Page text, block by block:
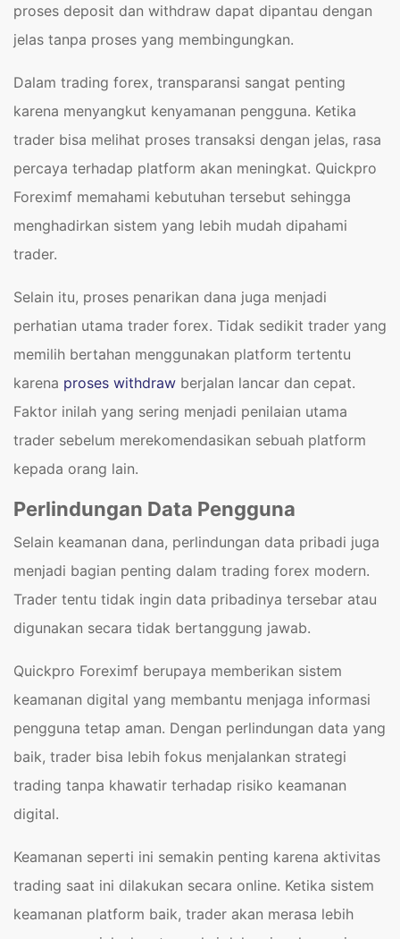
proses deposit dan withdraw dapat dipantau dengan
jelas tanpa proses yang membingungkan.
Dalam trading forex, transparansi sangat penting
karena menyangkut kenyamanan pengguna. Ketika
trader bisa melihat proses transaksi dengan jelas, rasa
percaya terhadap platform akan meningkat. Quickpro
Foreximf memahami kebutuhan tersebut sehingga
menghadirkan sistem yang lebih mudah dipahami
trader.
Selain itu, proses penarikan dana juga menjadi
perhatian utama trader forex. Tidak sedikit trader yang
memilih bertahan menggunakan platform tertentu
karena proses withdraw berjalan lancar dan cepat.
Faktor inilah yang sering menjadi penilaian utama
trader sebelum merekomendasikan sebuah platform
kepada orang lain.
Perlindungan Data Pengguna
Selain keamanan dana, perlindungan data pribadi juga
menjadi bagian penting dalam trading forex modern.
Trader tentu tidak ingin data pribadinya tersebar atau
digunakan secara tidak bertanggung jawab.
Quickpro Foreximf berupaya memberikan sistem
keamanan digital yang membantu menjaga informasi
pengguna tetap aman. Dengan perlindungan data yang
baik, trader bisa lebih fokus menjalankan strategi
trading tanpa khawatir terhadap risiko keamanan
digital.
Keamanan seperti ini semakin penting karena aktivitas
trading saat ini dilakukan secara online. Ketika sistem
keamanan platform baik, trader akan merasa lebih